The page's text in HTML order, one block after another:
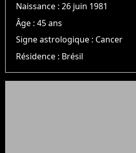
Naissance :26 juin 1981
Âge :45 ans
Signe astrologique : Cancer
Résidence : Brésil